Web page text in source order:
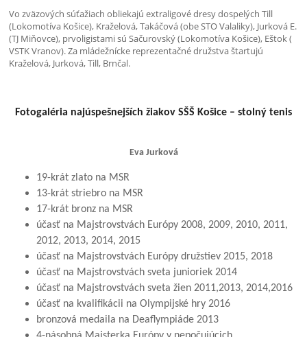
Vo zväzových súťažiach obliekajú extraligové dresy dospelých Till
(Lokomotíva Košice), Kraželová, Takáčová (obe STO Valaliky), Jurková E.
(TJ Miňovce), prvoligistami sú Sačurovský (Lokomotíva Košice), Eštok (
VSTK Vranov). Za mládežnícke reprezentačné družstva štartujú
Kraželová, Jurková, Till, Brnčal.
Fotogaléria najúspešnejších žiakov SŠŠ Košice – stolný tenis
Eva Jurková
19-krát zlato na MSR
13-krát striebro na MSR
17-krát bronz na MSR
účasť na Majstrovstvách Európy 2008, 2009, 2010, 2011,
2012, 2013, 2014, 2015
účasť na Majstrovstvách Európy družstiev 2015, 2018
účasť na Majstrovstvách sveta junioriek 2014
účasť na Majstrovstvách sveta žien 2011,2013, 2014,2016
účasť na kvalifikácii na Olympijské hry 2016
bronzová medaila na Deaflympiáde 2013